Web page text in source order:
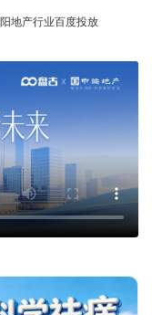
地产行业百度投放